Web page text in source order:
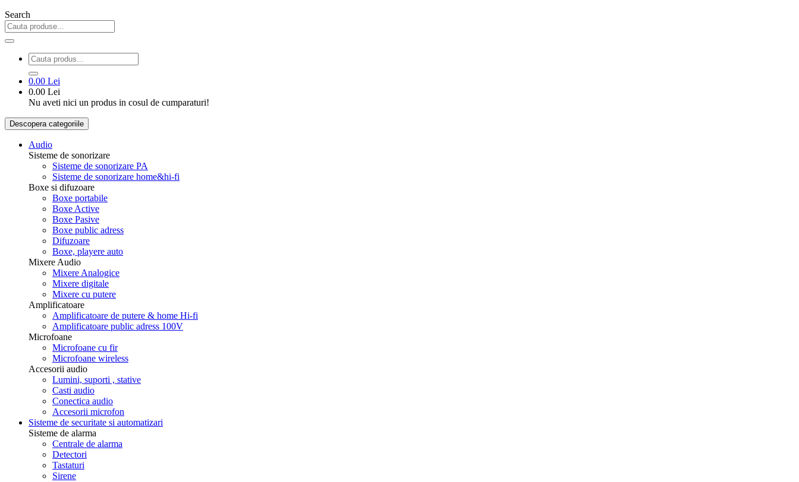
Search
0.00 Lei
0.00 Lei
Nu aveti nici un produs in cosul de cumparaturi!
Descopera categoriile
Audio
Sisteme de sonorizare
Sisteme de sonorizare PA
Sisteme de sonorizare home&hi-fi
Boxe si difuzoare
Boxe portabile
Boxe Active
Boxe Pasive
Boxe public adress
Difuzoare
Boxe, playere auto
Mixere Audio
Mixere Analogice
Mixere digitale
Mixere cu putere
Amplificatoare
Amplificatoare de putere & home Hi-fi
Amplificatoare public adress 100V
Microfoane
Microfoane cu fir
Microfoane wireless
Accesorii audio
Lumini, suporti , stative
Casti audio
Conectica audio
Accesorii microfon
Sisteme de securitate si automatizari
Sisteme de alarma
Centrale de alarma
Detectori
Tastaturi
Sirene